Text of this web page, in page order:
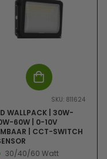
SKU: 811624
WALLPACK | 30W-
60W | 0-10V
| CCT-SWITCH
30/40/60 Watt